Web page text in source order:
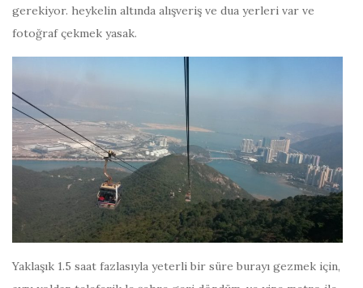
gerekiyor. heykelin altında alışveriş ve dua yerleri var ve
fotoğraf çekmek yasak.
Yaklaşık 1.5 saat fazlasıyla yeterli bir süre burayı gezmek için,